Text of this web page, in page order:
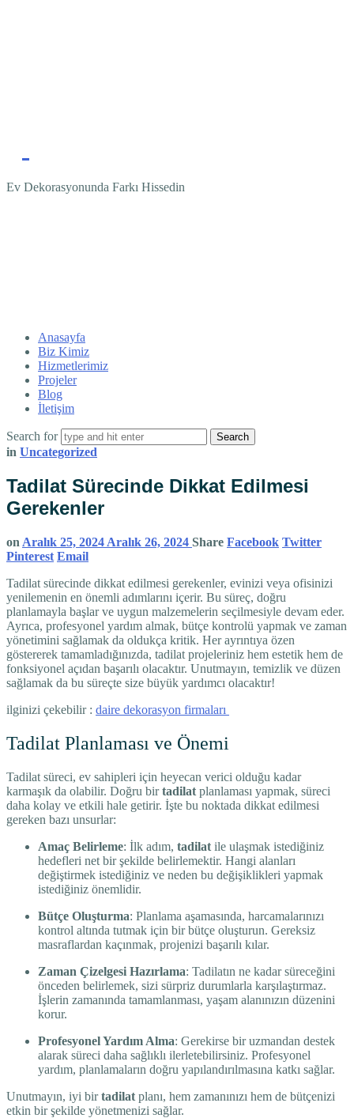
Ev Dekorasyonunda Farkı Hissedin
Anasayfa
Biz Kimiz
Hizmetlerimiz
Projeler
Blog
İletişim
Search for
in Uncategorized
Tadilat Sürecinde Dikkat Edilmesi
Gerekenler
on Aralık 25, 2024 Aralık 26, 2024 Share Facebook Twitter
Pinterest Email
Tadilat sürecinde dikkat edilmesi gerekenler, evinizi veya ofisinizi
yenilemenin en önemli adımlarını içerir. Bu süreç, doğru
planlamayla başlar ve uygun malzemelerin seçilmesiyle devam eder.
Ayrıca, profesyonel yardım almak, bütçe kontrolü yapmak ve zaman
yönetimini sağlamak da oldukça kritik. Her ayrıntıya özen
göstererek tamamladığınızda, tadilat projeleriniz hem estetik hem de
fonksiyonel açıdan başarılı olacaktır. Unutmayın, temizlik ve düzen
sağlamak da bu süreçte size büyük yardımcı olacaktır!
ilginizi çekebilir : daire dekorasyon firmaları
Tadilat Planlaması ve Önemi
Tadilat süreci, ev sahipleri için heyecan verici olduğu kadar
karmaşık da olabilir. Doğru birtadilat planlaması yapmak, süreci
daha kolay ve etkili hale getirir. İşte bu noktada dikkat edilmesi
gereken bazı unsurlar:
Amaç Belirleme: İlk adım, tadilat ile ulaşmak istediğiniz
hedefleri net bir şekilde belirlemektir. Hangi alanları
değiştirmek istediğiniz ve neden bu değişiklikleri yapmak
istediğiniz önemlidir.
Bütçe Oluşturma: Planlama aşamasında, harcamalarınızı
kontrol altında tutmak için bir bütçe oluşturun. Gereksiz
masraflardan kaçınmak, projenizi başarılı kılar.
Zaman Çizelgesi Hazırlama: Tadilatın ne kadar süreceğini
önceden belirlemek, sizi sürpriz durumlarla karşılaştırmaz.
İşlerin zamanında tamamlanması, yaşam alanınızın düzenini
korur.
Profesyonel Yardım Alma: Gerekirse bir uzmandan destek
alarak süreci daha sağlıklı ilerletebilirsiniz. Profesyonel
yardım, planlamaların doğru yapılandırılmasına katkı sağlar.
Unutmayın, iyi birtadilat planı, hem zamanınızı hem de bütçenizi
etkin bir şekilde yönetmenizi sağlar.